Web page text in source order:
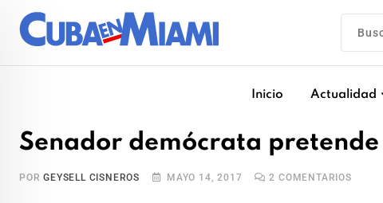
Inicio Actualidad
Senador demócrata
PORGEYSELL CISNEROS MAYO 14, 2017 2 COMENTARIOS